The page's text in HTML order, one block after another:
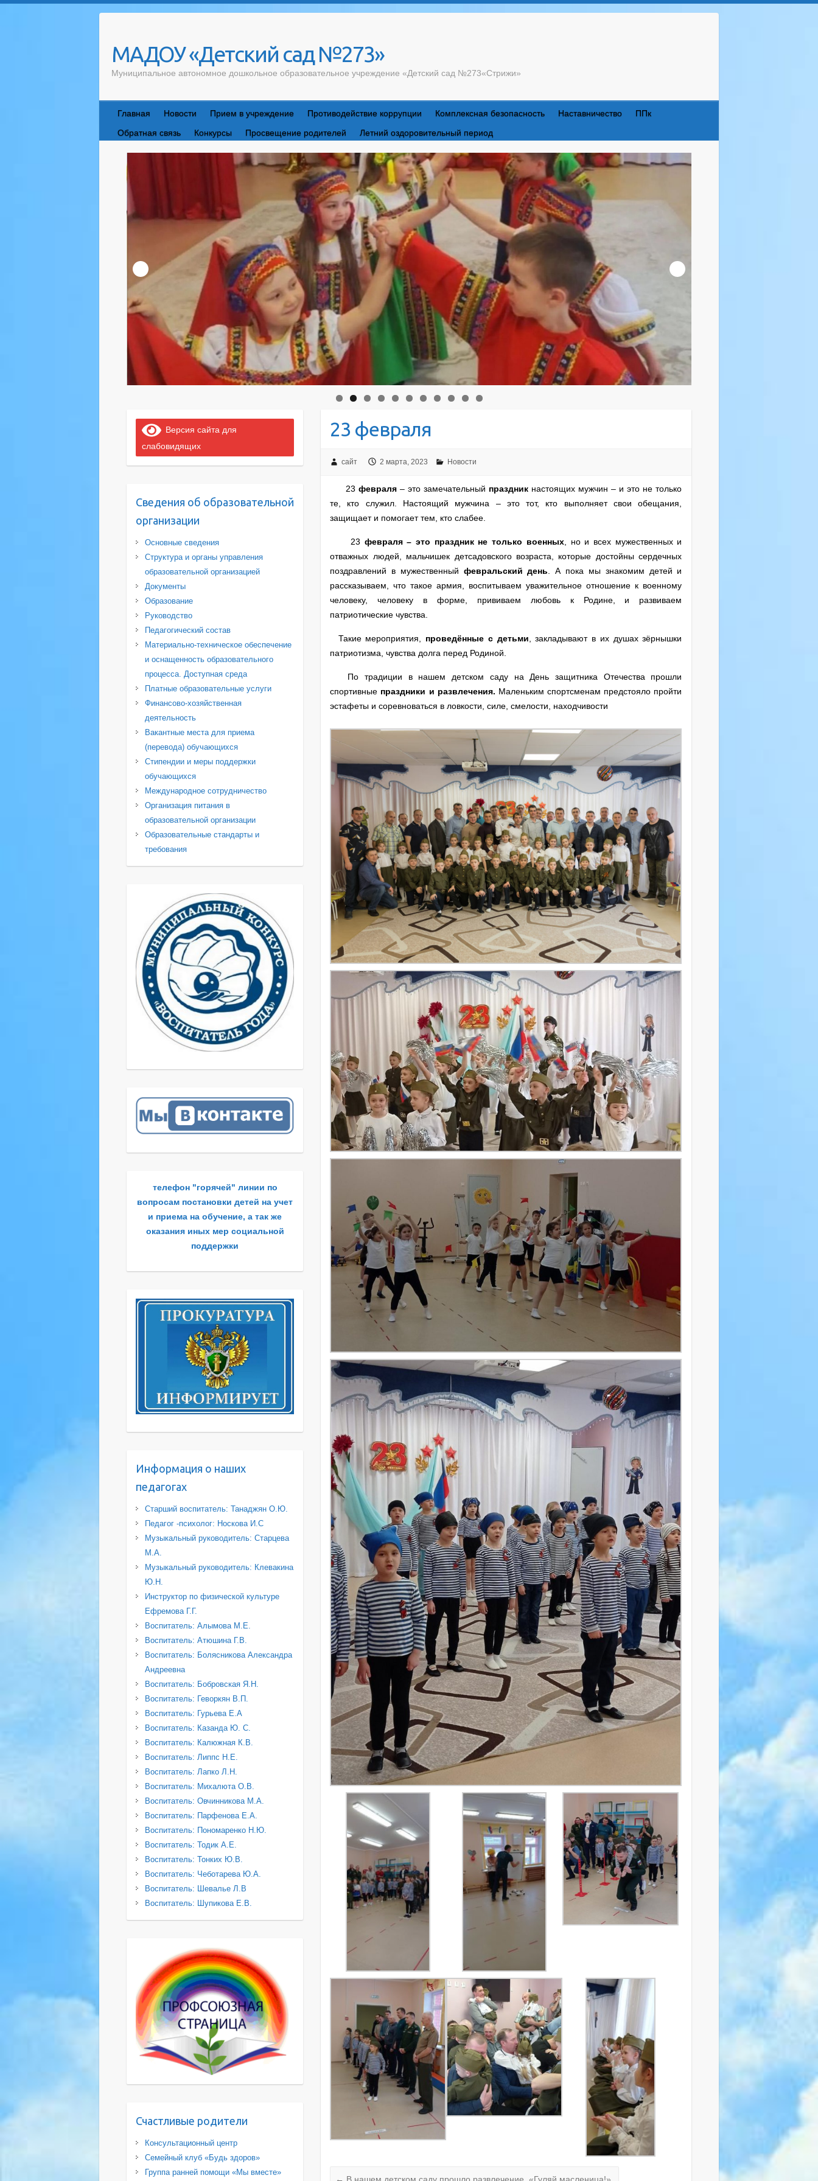
МАДОУ «Детский сад №273»
Муниципальное автономное дошкольное образовательное учреждение «Детский сад №273«Стрижи»
Главная Новости Прием в учреждение Противодействие коррупции Комплексная безопасность Наставничество
ППк
Обратная связь
Конкурсы Просвещение родителей Летний оздоровительный период
23 февраля
сайт 2 марта, 2023 Новости
23 февраля– это замечательный праздник настоящих мужчин – и это не только
те, кто служил. Настоящий мужчина – это тот, кто выполняет свои обещания,
защищает и помогает тем, кто слабее.
23 февраля – это праздник не только военных, но и всех мужественных и
отважных людей, мальчишек детсадовского возраста, которые достойны сердечных
поздравлений в мужественный февральский день . А пока мы знакомим детей и
рассказываем, что такое армия, воспитываем уважительное отношение к военному
человеку, человеку в форме, прививаем любовь к Родине, и развиваем
патриотические чувства.
Такие мероприятия, проведённые с детьми , закладывают в их душах зёрнышки
патриотизма, чувства долга перед Родиной.
По традиции в нашем детском саду на День защитника Отечества прошли
спортивные праздники и развлечения. Маленьким спортсменам предстояло пройти
эстафеты и соревноваться в ловкости, силе, смелости, находчивости
Версия сайта для
слабовидящих
Сведения об образовательной
организации
Основные сведения
Структура и органы управления
образовательной организацией
Документы
Образование
Руководство
Педагогический состав
Материально-техническое обеспечение
и оснащенность образовательного
процесса. Доступная среда
Платные образовательные услуги
Финансово-хозяйственная
деятельность
Вакантные места для приема
(перевода) обучающихся
Стипендии и меры поддержки
обучающихся
Международное сотрудничество
Организация питания в
образовательной организации
Образовательные стандарты и
требования
телефон "горячей" линии по
вопросам постановки детей на учет
и приема на обучение, а так же
оказания иных мер социальной
поддержки
Информация о наших
педагогах
Старший воспитатель: Танаджян О.Ю.
Педагог -психолог: Носкова И.С
Музыкальный руководитель: Старцева
М.А.
Музыкальный руководитель: Клевакина
Ю.Н.
Инструктор по физической культуре
Ефремова Г.Г.
Воспитатель: Алымова М.Е.
Воспитатель: Атюшина Г.В.
Воспитатель: Болясникова Александра
Андреевна
Воспитатель: Бобровская Я.Н.
Воспитатель: Геворкян В.П.
Воспитатель: Гурьева Е.А
Воспитатель: Казанда Ю. С.
Воспитатель: Калюжная К.В.
Воспитатель: Липпс Н.Е.
Воспитатель: Лапко Л.Н.
Воспитатель: Михалюта О.В.
Воспитатель: Овчинникова М.А.
Воспитатель: Парфенова Е.А.
Воспитатель: Пономаренко Н.Ю.
Воспитатель: Тодик А.Е.
Воспитатель: Тонких Ю.В.
Воспитатель: Чеботарева Ю.А.
Воспитатель: Шевалье Л.В
Воспитатель: Шупикова Е.В.
Счастливые родители
Консультационный центр
Семейный клуб «Будь здоров»
Группа ранней помощи «Мы вместе»